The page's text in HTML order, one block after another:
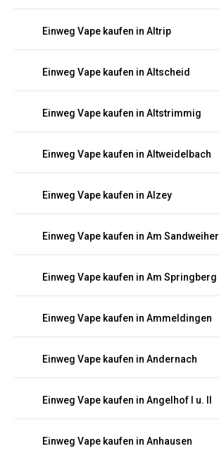
Einweg Vape kaufen in Altrip
Einweg Vape kaufen in Altscheid
Einweg Vape kaufen in Altstrimmig
Einweg Vape kaufen in Altweidelbach
Einweg Vape kaufen in Alzey
Einweg Vape kaufen in Am Sandweiher
Einweg Vape kaufen in Am Springberg
Einweg Vape kaufen in Ammeldingen
Einweg Vape kaufen in Andernach
Einweg Vape kaufen in Angelhof I u. II
Einweg Vape kaufen in Anhausen